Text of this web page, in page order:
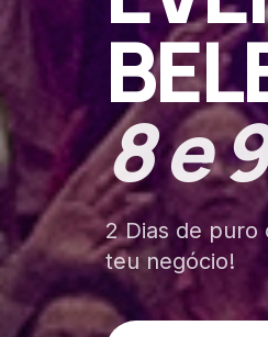
8 e
2 Dias de puro
teu negócio!